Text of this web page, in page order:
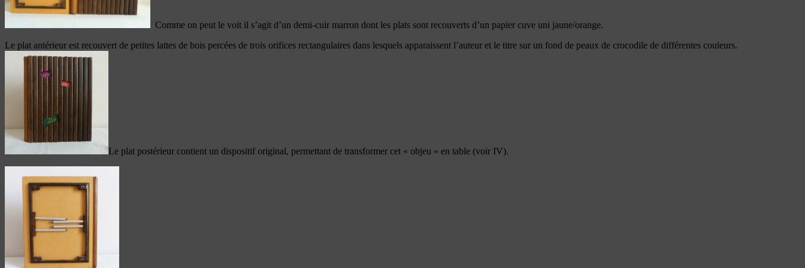
Comme on peut le voit il s’agit d’un demi-cuir marron dont les plats sont recouverts d’un papier cuve uni jaune/orange.
Le plat antérieur est recouvert de petites lattes de bois percées de trois orifices rectangulaires dans lesquels apparaissent l’auteur et le titre sur un fond de peaux de crocodile de différentes couleurs.
Le plat postérieur contient un dispositif original, permettant de transformer cet « objeu » en table (voir IV).